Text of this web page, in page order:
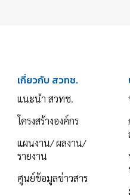
เกี่ยวกับ สวทช.
แนะนำ สวทช.
โครงสร้างองค์กร
แผนงาน/ ผลงาน/
รายงาน
ศูนย์ข้อมูลข่าวสาร